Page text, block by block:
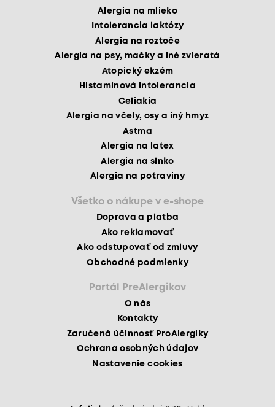
Alergia na mlieko
Intolerancia laktózy
Alergia na roztoče
Alergia na psy, mačky a iné zvieratá
Atopický ekzém
Histamínová intolerancia
Celiakia
Alergia na včely, osy a iný hmyz
Astma
Alergia na latex
Alergia na slnko
Alergia na potraviny
Všetko o nákupe v e-shope
Doprava a platba
Ako reklamovať
Ako odstupovať od zmluvy
Obchodné podmienky
Portál PreAlergikov
O nás
Kontakty
Zaručená účinnosť ProAlergiky
Ochrana osobných údajov
Nastavenie cookies